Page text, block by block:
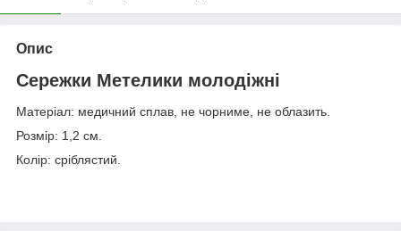
Опис
Сережки Метелики молодіжні
Матеріал: медичний сплав, не чорниме, не облазить.
Розмір: 1,2 см.
Колір: сріблястий.